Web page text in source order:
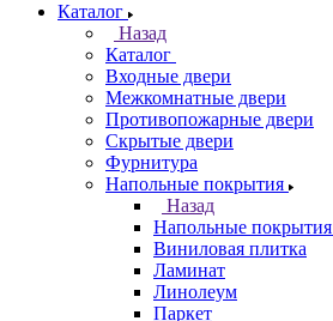
Каталог
Назад
Каталог
Входные двери
Межкомнатные двери
Противопожарные двери
Скрытые двери
Фурнитура
Напольные покрытия
Назад
Напольные покрытия
Виниловая плитка
Ламинат
Линолеум
Паркет